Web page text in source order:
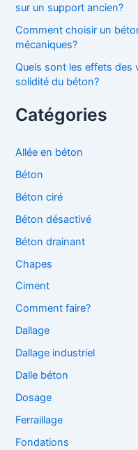
sur un support ancien?
Comment choisir un
mécaniques?
Quels sont les effets des
solidité du béton?
Catégories
Allée en béton
Béton
Béton ciré
Béton désactivé
Béton drainant
Chapes
Ciment
Comment faire?
Dallage
Dallage industriel
Dalle béton
Dosage
Ferraillage
Fondations